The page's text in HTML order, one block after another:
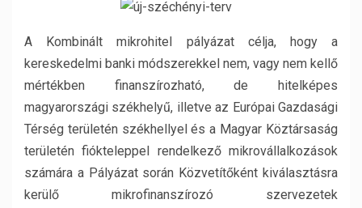
A Kombinált mikrohitel pályázat célja, hogy a
kereskedelmi banki módszerekkel nem, vagy nem kellő
mértékben finanszírozható, de hitelképes
magyarországi székhelyű, illetve az Európai Gazdasági
Térség területén székhellyel és a Magyar Köztársaság
területén fiókteleppel rendelkező mikrovállalkozások
számára a Pályázat során Közvetítőként kiválasztásra
kerülő mikrofinanszírozó szervezetek